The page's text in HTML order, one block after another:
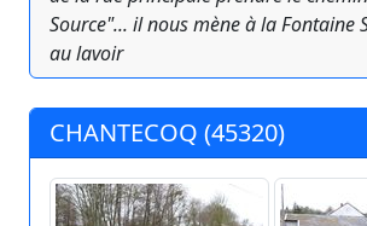
Source"... il nous mène à la Fontaine
au lavoir
CHANTECOQ (45320)